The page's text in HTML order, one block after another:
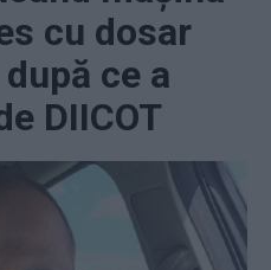
cu dosar
ce a
DIICOT